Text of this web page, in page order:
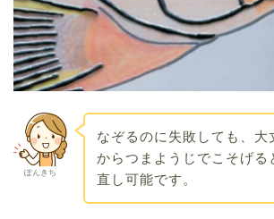
ぽんきち
なぞるのに失敗しても、大
からつまようじでこそげる
直し可能です。